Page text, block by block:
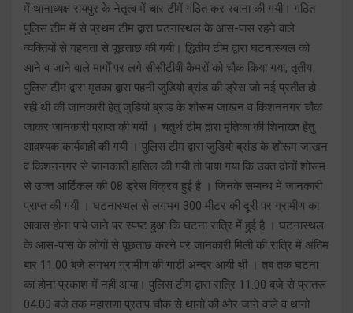
में थानाध्यक्ष रायपुर के नेतृत्व में चार टीमें गठित कर रवाना की गयी। गठित
पुलिस टीम में से प्रथम टीम द्वारा घटनास्थल के आस-पास रहने वाले
व्यक्तियों से गहनता से पूछताछ की गयी। द्धितीय टीम द्वारा घटनास्थल को
आने व जाने वाले मार्गों पर लगे सीसीटीवी कैमरों को चौक किया गया, तृतीय
पुलिस टीम द्वारा मृतका द्वारा पहनी जुडियो ब्रांड की ड्रेस जो नई प्रतीत हो
रही थी की जानकारी हेतु जुडियो ब्रांड के शोरूम जाखन व किशननगर चौक
जाकर जानकारी प्राप्त की गयी । चतुर्थ टीम द्वारा मृतिका की शिनाख्त हेतु
आवश्यक कार्यवाही की गयी । पुलिस टीम द्वारा जुडियो ब्रांड के शोरूम जाखन
व किशननगर से जानकारी हासिल की गयी तो पाया गया कि उक्त दोनों शोरूम
से उक्त आर्टिकल की 08 ड्रेस विक्रय हुई है । जिनके सम्बन्ध में जानकारी
प्राप्त की गयी । घटनास्थल से लगभग 300 मीटर की दूरी पर ग्रामीण का
आवास होना पाये जाने पर स्पष्ट हुआ कि घटना रात्रि में हुई है । घटनास्थल
के आस-पास के लोगों से पूछताछ करने पर जानकारी मिली की रात्रि में अंतिम
बार 11.00 बजे लगभग ग्रामीण की गाडी अन्दर आयी थी । तब तक घटना
का होना प्रकाश में नही आया। पुलिस टीम द्वारा रात्रि 11.00 बजे से प्रातरू
04.00 बजे तक महाराणा प्रताप चौक से थानो की ओर जाने वाले व थानो